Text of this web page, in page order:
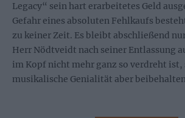
Legacy“ sein hart erarbeitetes Geld
Gefahr eines absoluten Fehlkaufs
zu keiner Zeit. Es bleibt abschließend
Herr Nödtveidt nach seiner Entlassung
im Kopf nicht mehr ganz so verdreht ist,
musikalische Genialität aber